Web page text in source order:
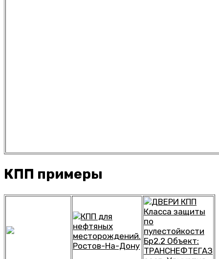
КПП примеры